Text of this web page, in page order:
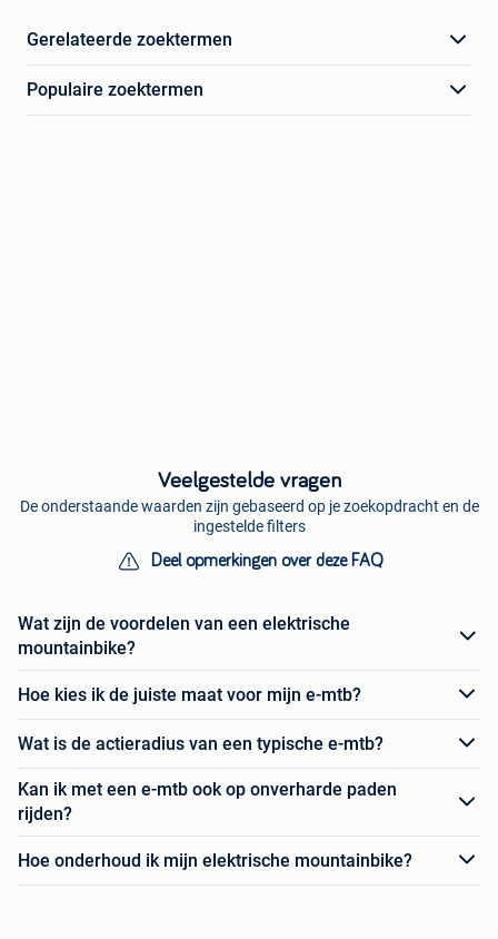
Gerelateerde zoektermen
Populaire zoektermen
Veelgestelde vragen
De onderstaande waarden zijn gebaseerd op je zoekopdracht en de
ingestelde filters
Deel opmerkingen over deze FAQ
Wat zijn de voordelen van een elektrische
mountainbike?
Hoe kies ik de juiste maat voor mijn e-mtb?
Wat is de actieradius van een typische e-mtb?
Kan ik met een e-mtb ook op onverharde paden
rijden?
Hoe onderhoud ik mijn elektrische mountainbike?